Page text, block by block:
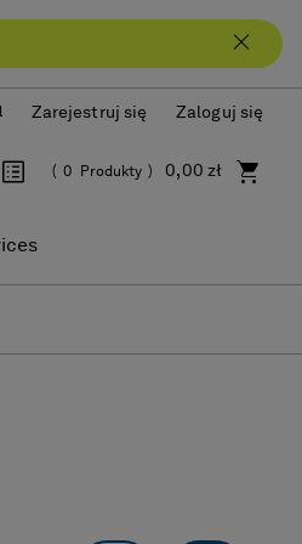
Zarejestruj się Zaloguj się
0,00 zł
0 Produkty